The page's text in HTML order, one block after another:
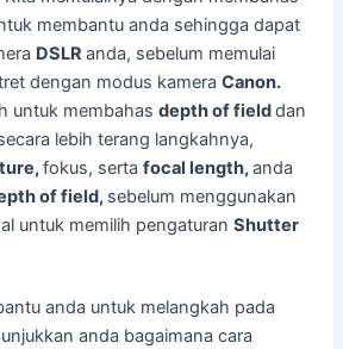
membantu anda sehingga dapat
DSLRanda, sebelum memulai
dengan modus kameraCanon.
untuk membahasdepth of fielddan
lebih terang langkahnya,
fokus, sertafocal length,anda
of field, sebelum menggunakan
untuk memilih pengaturanShutter
anda untuk melangkah pada
anda bagaimana cara